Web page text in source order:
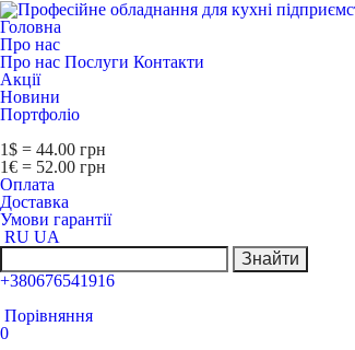
Головна
Про нас
Про нас Послуги Контакти
Акції
Новини
Портфоліо
1$ = 44.00 грн
1€ = 52.00 грн
Оплата
Доставка
Умови гарантії
RU UA
Знайти
+380676541916
Порівняння
0